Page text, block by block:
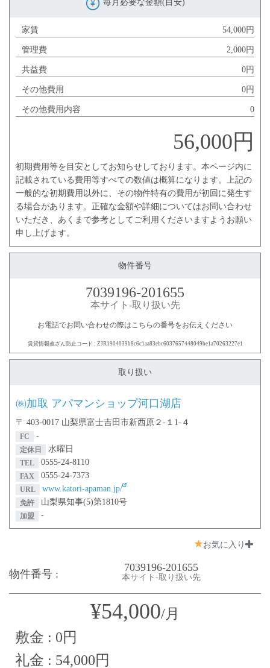
毎月必要な金額(目安)
家賃 54,000円
管理費 2,000円
共益費 0円
その他費用 0円
その他費用内容 0
56,000円
初期費用等を目安としてお知らせしております。本ページ内に
記載されている費用等すべての数値は概算になります。上記の
一般的な初期費用以外に、その物件特有の費用が初回に発生す
る場合があります。正確な金額や詳細についてはお問い合わせ
いただき、あくまで参考としてご利用くださいますようお願い
申し上げます。
物件番号
7039196-201655
本サイト-取り扱い先
お電話でお問い合わせの際はこちらの番号をお伝えください
賃貸情報改ざん防止コード : ZJR1904039b8c6c1aa83ebc6037657448049be1a70263227e1
取り扱い
㈱加取 アパマンショップ河口湖店
〒 403-0017 山梨県富士吉田市新西原２-１1-４
FC -
定休日 水曜日
TEL 0555-24-8110
FAX 0555-24-7373
URL www.katori-apaman.jp/
免許 山梨県知事(5)第1810号
加盟 -
お気に入り
物件番号 :
7039196-201655
本サイト-取り扱い先
¥54,000/月
敷金 : 0円
礼金 : 54,000円